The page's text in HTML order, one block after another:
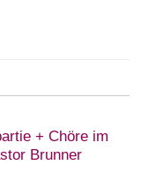
+ Chöre im
Brunner